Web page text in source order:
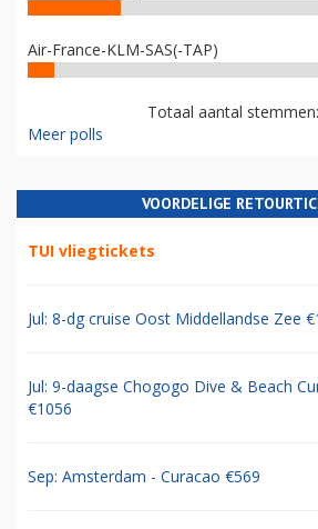
Air-France-KLM-SAS(-TAP)
Totaal aantal
Meer polls
VOORDELIGE
TUI vliegtickets
Jul: 8-dg cruise Oost Middellandse Zee
Jul: 9-daagse Chogogo Dive & Beach
€1056
Sep: Amsterdam - Curacao €569